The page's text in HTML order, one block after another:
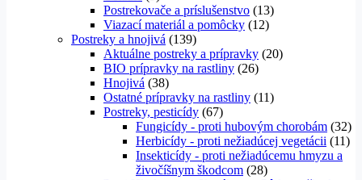
Postrekovače a príslušenstvo (13)
Viazací materiál a pomôcky (12)
Postreky a hnojivá (139)
Aktuálne postreky a prípravky (20)
BIO prípravky na rastliny (26)
Hnojivá (38)
Ostatné prípravky na rastliny (11)
Postreky, pesticídy (67)
Fungicídy - proti hubovým chorobám (32)
Herbicídy - proti nežiadúcej vegetácii (11)
Insekticídy - proti nežiadúcemu hmyzu a
živočíšnym škodcom (28)